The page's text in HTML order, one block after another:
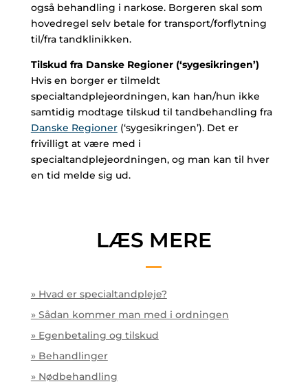
også behandling i narkose. Borgeren skal som
hovedregel selv betale for transport/forflytning
til/fra tandklinikken.
Tilskud fra Danske Regioner (‘sygesikringen’)
Hvis en borger er tilmeldt
specialtandplejeordningen, kan han/hun ikke
samtidig modtage tilskud til tandbehandling fra
Danske Regioner(‘sygesikringen’). Det er
frivilligt at være med i
specialtandplejeordningen, og man kan til hver
en tid melde sig ud.
LÆS MERE
» Hvad er specialtandpleje?
» Sådan kommer man med i ordningen
» Egenbetaling og tilskud
» Behandlinger
» Nødbehandling